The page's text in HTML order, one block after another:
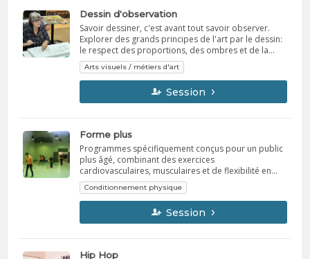
rythme, leur tempo et leur style. Clientèle Cours de
danse débutant - intermédiaire
Dessin d'observation
Savoir dessiner, c'est avant tout savoir observer.
Explorer des grands principes de l'art par le dessin:
le respect des proportions, des ombres et de la
lumière, apprentissage par la perception des
formes. Exercer le lobe du cerveau droit (l'intuition).
Matériel Crayons de graphite 2B, 2B, HB et H
(crayons de mine) bâton de fusain compressé
Papiers à dessin, format de votre choix. gomme à
matériel durant la session
Arts visuels / métiers d'art
Session
Forme plus
Programmes spécifiquement conçus pour un public
plus âgé, combinant des exercices
cardiovasculaires, musculaires et de flexibilité en
toute sécurité.
Conditionnement physique
Session
Hip Hop